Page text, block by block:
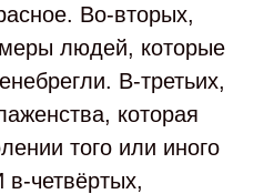
Во-вторых,
людей, которые
В-третьих,
которая
того или иного
в-четвёртых,